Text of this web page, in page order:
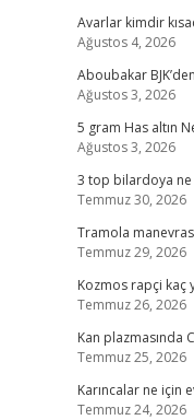
Avarlar kimdir
Ağustos 4, 2026
Aboubakar
Ağustos 3, 2026
5 gram Has altın
Ağustos 3, 2026
3 top bilardoya ne
Temmuz 30, 2026
Tramola
Temmuz 29, 2026
Kozmos rapçi kaç
Temmuz 26, 2026
Kan plazmasında
Temmuz 25, 2026
Karıncalar ne için
Temmuz 24, 2026